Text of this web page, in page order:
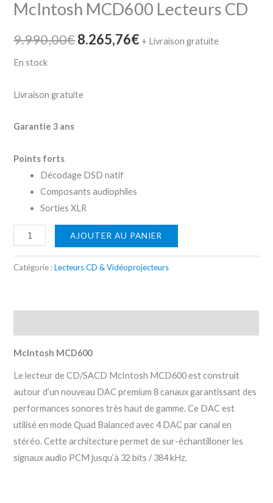
McIntosh MCD600 Lecteurs CD
9.990,00€8.265,76€ + Livraison gratuite
En stock
Livraison gratuite
Garantie 3 ans
Points forts
Décodage DSD natif
Composants audiophiles
Sorties XLR
AJOUTER AU PANIER
Catégorie :Lecteurs CD & Vidéoprojecteurs
McIntosh MCD600
Le lecteur de CD/SACD McIntosh MCD600 est construit
autour d’un nouveau DAC premium 8 canaux garantissant des
performances sonores très haut de gamme. Ce DAC est
utilisé en mode Quad Balanced avec 4 DAC par canal en
stéréo. Cette architecture permet de sur-échantilloner les
signaux audio PCM jusqu’à 32 bits / 384 kHz.